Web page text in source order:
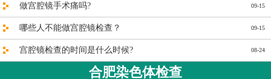
09-15
做宫腔镜手术痛吗?
09-15
哪些人不能做宫腔镜检查？
08-24
宫腔镜检查的时间是什么时候?
合肥染色体检查